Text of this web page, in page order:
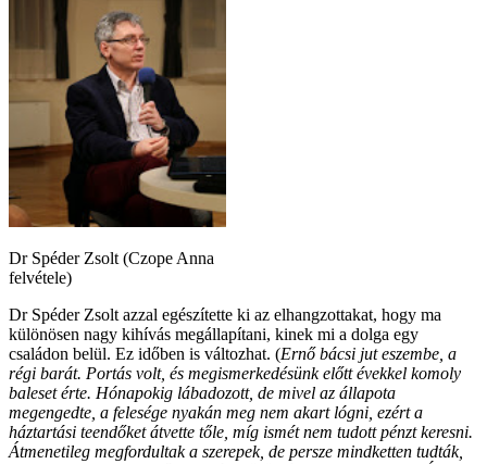
Dr Spéder Zsolt (Czope Anna
felvétele)
Dr Spéder Zsolt azzal egészítette ki az elhangzottakat, hogy ma
különösen nagy kihívás megállapítani, kinek mi a dolga egy
családon belül. Ez időben is változhat. (Ernő bácsi jut eszembe, a
régi barát. Portás volt, és megismerkedésünk előtt évekkel komoly
baleset érte. Hónapokig lábadozott, de mivel az állapota
megengedte, a felesége nyakán meg nem akart lógni, ezért a
háztartási teendőket átvette tőle, míg ismét nem tudott pénzt keresni.
Átmenetileg megfordultak a szerepek, de persze mindketten tudták,